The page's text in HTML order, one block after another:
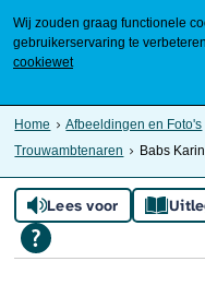
Wij zouden graag functionele
gebruikerservaring te
cookiewet
Home Afbeeldingen en Foto's
Trouwambtenaren
Babs
Lees voor